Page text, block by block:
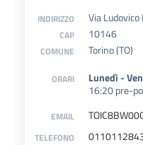
INDIRIZZO Via
CAP 10146
COMUNE Torino (TO)
ORARI Lunedì -
16:20pre-
EMAIL
TELEFONO